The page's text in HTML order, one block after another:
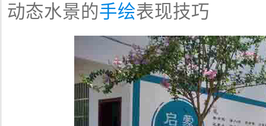
动态水景的手绘表现技巧